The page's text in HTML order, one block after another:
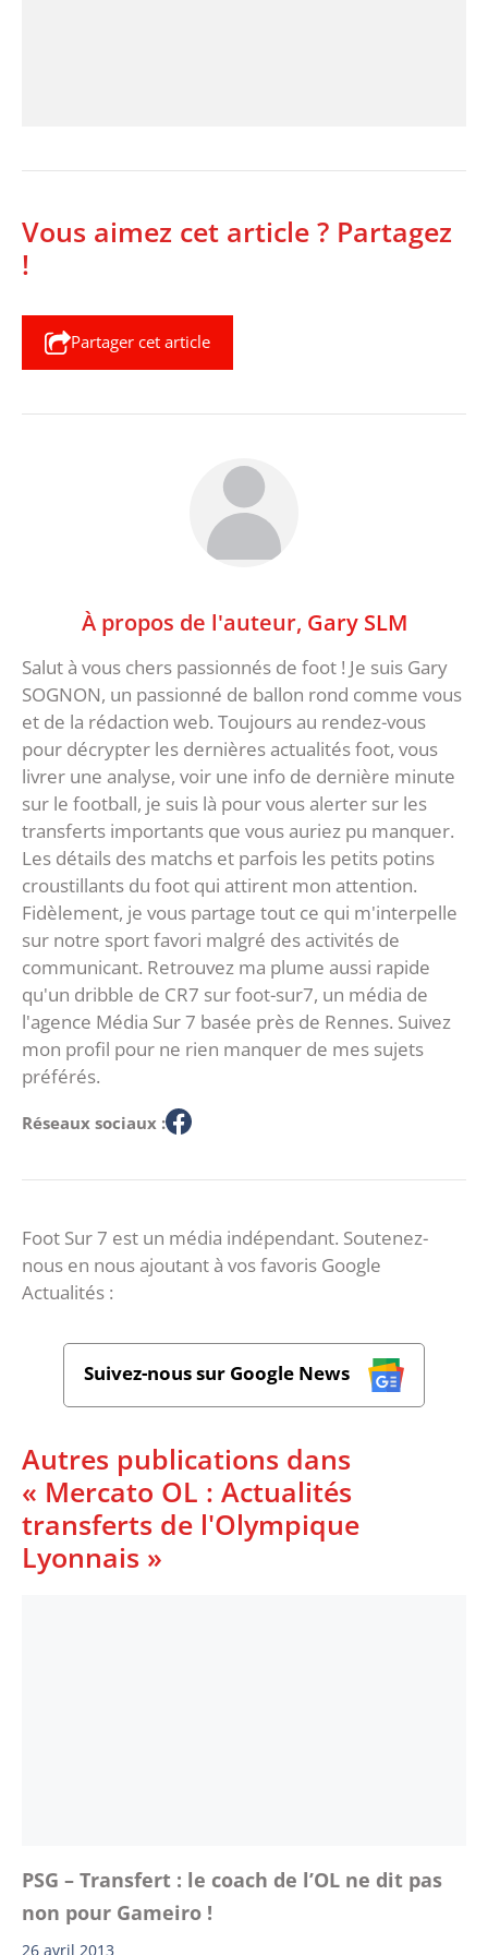
Vous aimez cet article ? Partagez
!
Partager cet article
À propos de l'auteur, Gary SLM
Salut à vous chers passionnés de foot ! Je suis Gary
SOGNON, un passionné de ballon rond comme vous
et de la rédaction web. Toujours au rendez-vous
pour décrypter les dernières actualités foot, vous
livrer une analyse, voir une info de dernière minute
sur le football, je suis là pour vous alerter sur les
transferts importants que vous auriez pu manquer.
Les détails des matchs et parfois les petits potins
croustillants du foot qui attirent mon attention.
Fidèlement, je vous partage tout ce qui m'interpelle
sur notre sport favori malgré des activités de
communicant. Retrouvez ma plume aussi rapide
qu'un dribble de CR7 sur foot-sur7, un média de
l'agence Média Sur 7 basée près de Rennes. Suivez
mon profil pour ne rien manquer de mes sujets
préférés.
Réseaux sociaux :
Foot Sur 7 est un média indépendant. Soutenez-
nous en nous ajoutant à vos favoris Google
Actualités :
Suivez-nous sur Google News
Autres publications dans
« Mercato OL : Actualités
transferts de l'Olympique
Lyonnais »
PSG – Transfert : le coach de l’OL ne dit pas
non pour Gameiro !
26 avril 2013